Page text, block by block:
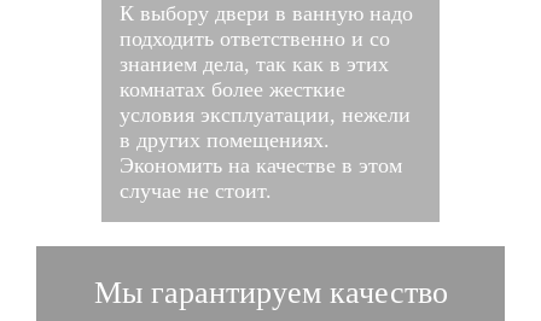
К выбору двери в ванную надо
подходить ответственно и со
знанием дела, так как в этих
комнатах более жесткие
условия эксплуатации, нежели
в других помещениях.
Экономить на качестве в этом
случае не стоит.
Мы гарантируем качество